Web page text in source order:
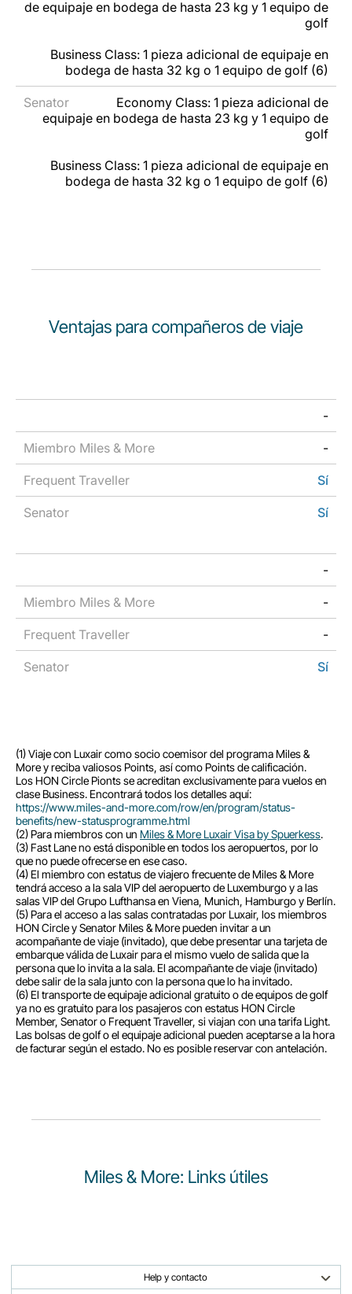
de equipaje en bodega de hasta 23 kg y 1 equipo de
golf
Business Class: 1 pieza adicional de equipaje en
bodega de hasta 32 kg o 1 equipo de golf (6)
Economy Class: 1 pieza adicional de
equipaje en bodega de hasta 23 kg y 1 equipo de
golf
Business Class: 1 pieza adicional de equipaje en
bodega de hasta 32 kg o 1 equipo de golf (6)
Ventajas para compañeros de viaje
Miles &
More
Senator
Circle
-
-
Sí
Sí
-
-
-
Sí
(1) Viaje con Luxair como socio coemisor del programa Miles &
More y reciba valiosos Points, así como Points de calificación.
Los HON Circle Pionts se acreditan exclusivamente para vuelos en
clase Business. Encontrará todos los detalles aquí:
https://www.miles-and-more.com/row/en/program/status-
benefits/new-statusprogramme.html
(2) Para miembros con un Miles & More Luxair Visa by Spuerkess.
(3) Fast Lane no está disponible en todos los aeropuertos, por lo
que no puede ofrecerse en ese caso.
(4) El miembro con estatus de viajero frecuente de Miles & More
tendrá acceso a la sala VIP del aeropuerto de Luxemburgo y a las
salas VIP del Grupo Lufthansa en Viena, Munich, Hamburgo y Berlín.
(5) Para el acceso a las salas contratadas por Luxair, los miembros
HON Circle y Senator Miles & More pueden invitar a un
acompañante de viaje (invitado), que debe presentar una tarjeta de
embarque válida de Luxair para el mismo vuelo de salida que la
persona que lo invita a la sala. El acompañante de viaje (invitado)
debe salir de la sala junto con la persona que lo ha invitado.
(6) El transporte de equipaje adicional gratuito o de equipos de golf
ya no es gratuito para los pasajeros con estatus HON Circle
Member, Senator o Frequent Traveller, si viajan con una tarifa Light.
Las bolsas de golf o el equipaje adicional pueden aceptarse a la hora
de facturar según el estado. No es posible reservar con antelación.
Miles & More: Links útiles
Help y contacto